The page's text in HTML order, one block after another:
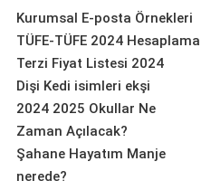
Kurumsal E-posta Örnekleri
TÜFE-TÜFE 2024 Hesaplama
Terzi Fiyat Listesi 2024
Dişi Kedi isimleri ekşi
2024 2025 Okullar Ne
Zaman Açılacak?
Şahane Hayatım Manje
nerede?